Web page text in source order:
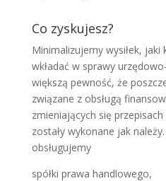
Co zyskujesz?
Minimalizujemy wysiłek, jaki
wkładać w sprawy
większą pewność, że
związane z obsługą
zmieniających się
zostały wykonane jak
obsługujemy
spółki prawa handlowego,